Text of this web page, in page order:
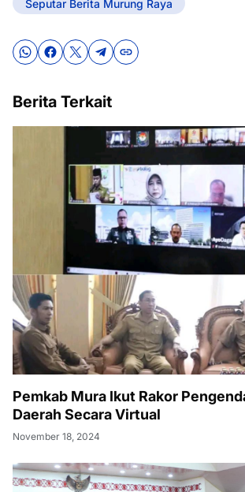
Seputar Berita Murung Raya
Berita Terkait
Pemkab Mura Ikut Rakor
Daerah Secara Virtual
November 18, 2024